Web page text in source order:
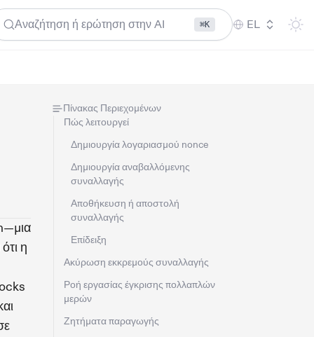
Αναζήτηση ή ερώτηση στην AI ⌘K EL
η
Πίνακας Περιεχομένων
Πώς λειτουργεί
Δημιουργία λογαριασμού nonce
Δημιουργία αναβαλλόμενης
συναλλαγής
Αποθήκευση ή αποστολή
συναλλαγής
Επίδειξη
Ακύρωση εκκρεμούς συναλλαγής
Ροή εργασίας έγκρισης πολλαπλών
μερών
Ζητήματα παραγωγής